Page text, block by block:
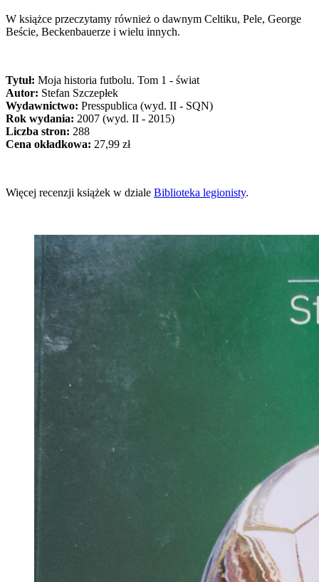
W książce przeczytamy również o dawnym Celtiku, Pele, George
Beście, Beckenbauerze i wielu innych.
Tytuł: Moja historia futbolu. Tom 1 - świat
Autor: Stefan Szczepłek
Wydawnictwo: Presspublica (wyd. II - SQN)
Rok wydania: 2007 (wyd. II - 2015)
Liczba stron: 288
Cena okładkowa: 27,99 zł
Więcej recenzji książek w dziale Biblioteka legionisty.